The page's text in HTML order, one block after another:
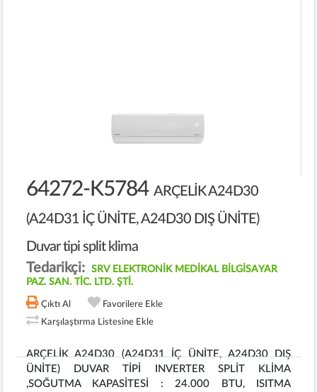
64272-K5784 ARÇELİK A24D30
(A24D31 İÇ ÜNİTE, A24D30 DIŞ ÜNİTE)
Duvar tipi split klima
Tedarikçi:
SRV ELEKTRONİK MEDİKAL BİLGİSAYAR
PAZ. SAN. TİC. LTD. ŞTİ.
Çıktı Al
Favorilere Ekle
Karşılaştırma Listesine Ekle
ARÇELİK A24D30 (A24D31 İÇ ÜNİTE, A24D30 DIŞ
ÜNİTE) DUVAR TİPİ INVERTER SPLİT KLİMA
,SOĞUTMA KAPASİTESİ : 24.000 BTU, ISITMA